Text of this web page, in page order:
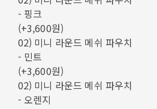
- 핑크
(+3,600원)
02) 미니 라운드 메쉬 파우치
- 민트
(+3,600원)
02) 미니 라운드 메쉬 파우치
- 오렌지